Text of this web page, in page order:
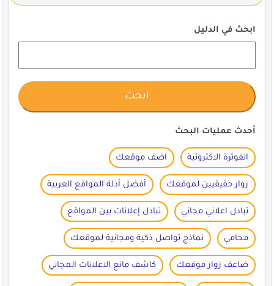
ابحث في الدليل
أحدث عمليات البحث
الفوترة الاكترونية اضف موقعك
زوار حقيقيين لموقعك أفضل أدلة المواقع العربية
تبادل اعلاني مجاني تبادل إعلانات بين المواقع
محامي نماذج تواصل ذكية ومجانية لموقعك
ضاعف زوار موقعك كاشف مانع الاعلانات المجاني